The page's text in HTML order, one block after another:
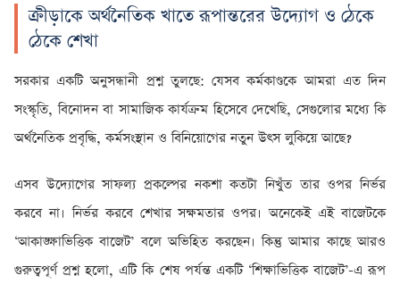
ক্রীড়াকে অর্থনৈতিক খাতে রূপান্তরের উদ্যোগ ও ঠেকে
ঠেকে শেখা
সরকার একটি অনুসন্ধানী প্রশ্ন তুলছে: যেসব কর্মকাণ্ডকে আমরা এত দিন
সংস্কৃতি, বিনোদন বা সামাজিক কার্যক্রম হিসেবে দেখেছি, সেগুলোর মধ্যে কি
অর্থনৈতিক প্রবৃদ্ধি, কর্মসংস্থান ও বিনিয়োগের নতুন উৎস লুকিয়ে আছে?
এসব উদ্যোগের সাফল্য প্রকল্পের নকশা কতটা নিখুঁত তার ওপর নির্ভর
করবে না। নির্ভর করবে শেখার সক্ষমতার ওপর। অনেকেই এই বাজেটকে
‘আকাঙ্ক্ষাভিত্তিক বাজেট’ বলে অভিহিত করছেন। কিন্তু আমার কাছে আরও
গুরুত্বপূর্ণ প্রশ্ন হলো, এটি কি শেষ পর্যন্ত একটি ‘শিক্ষাভিত্তিক বাজেট’-এ রূপ